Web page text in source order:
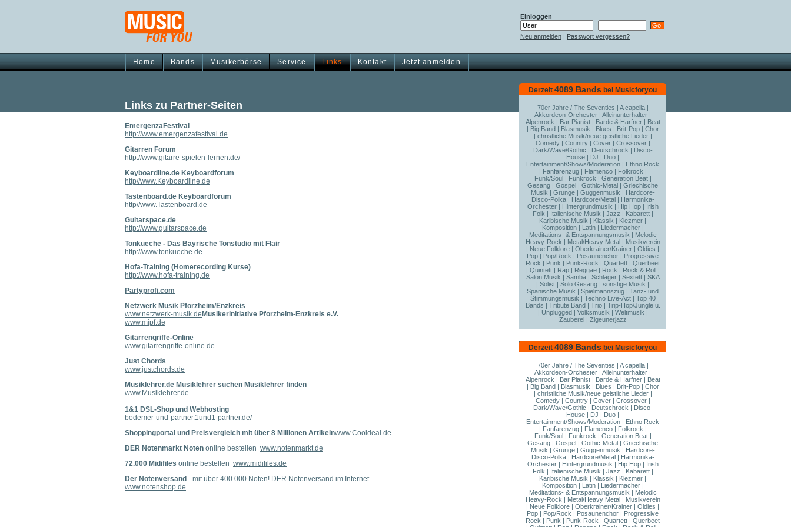
Einloggen
Neu anmelden | Passwort vergessen?
Home Bands Musikerbörse Service Links Kontakt Jetzt anmelden
Derzeit 4089 Bands bei Musicforyou
70er Jahre / The Seventies | A capella|
Akkordeon-Orchester | Alleinunterhalter |
Alpenrock | Bar Pianist| Barde & Harfner| Beat
| Big Band| Blasmusik | Blues | Brit-Pop| Chor
| christliche Musik/neue geistliche Lieder|
Comedy| Country| Cover| Crossover|
Dark/Wave/Gothic | Deutschrock | Disco-
House | DJ | Duo |
Entertainment/Shows/Moderation | Ethno Rock
| Fanfarenzug| Flamenco| Folkrock |
Funk/Soul| Funkrock | Generation Beat|
Gesang | Gospel | Gothic-Metal | Griechische
Musik | Grunge| Guggenmusik | Hardcore-
Disco-Polka| Hardcore/Metal| Harmonika-
Orchester| Hintergrundmusik | Hip Hop| Irish
Folk | Italienische Musik | Jazz | Kabarett|
Karibische Musik | Klassik | Klezmer |
Komposition| Latin| Liedermacher|
Meditations- & Entspannungsmusik | Melodic
Heavy-Rock | Metal/Heavy Metal| Musikverein
| Neue Folklore | Oberkrainer/Krainer | Oldies |
Pop | Pop/Rock | Posaunenchor | Progressive
Rock | Punk | Punk-Rock | Quartett | Querbeet
| Quintett| Rap| Reggae| Rock | Rock & Roll|
Salon Musik | Samba | Schlager | Sextett | SKA
| Solist | Solo Gesang | sonstige Musik |
Spanische Musik | Spielmannszug | Tanz- und
Stimmungsmusik | Techno Live-Act| Top 40
Bands | Tribute Band| Trio| Trip-Hop/Jungle u.
| Unplugged| Volksmusik | Weltmusik |
Zauberei| Zigeunerjazz
Derzeit 4089 Bands bei Musicforyou
70er Jahre / The Seventies | A capella|
Akkordeon-Orchester | Alleinunterhalter |
Alpenrock | Bar Pianist| Barde & Harfner| Beat
| Big Band| Blasmusik | Blues | Brit-Pop| Chor
| christliche Musik/neue geistliche Lieder|
Comedy| Country| Cover| Crossover|
Dark/Wave/Gothic | Deutschrock | Disco-
House | DJ | Duo |
Entertainment/Shows/Moderation | Ethno Rock
| Fanfarenzug| Flamenco| Folkrock |
Funk/Soul| Funkrock | Generation Beat|
Gesang | Gospel | Gothic-Metal | Griechische
Musik | Grunge| Guggenmusik | Hardcore-
Disco-Polka| Hardcore/Metal| Harmonika-
Orchester| Hintergrundmusik | Hip Hop| Irish
Folk | Italienische Musik | Jazz | Kabarett|
Karibische Musik | Klassik | Klezmer |
Komposition| Latin| Liedermacher|
Meditations- & Entspannungsmusik | Melodic
Heavy-Rock | Metal/Heavy Metal| Musikverein
| Neue Folklore | Oberkrainer/Krainer | Oldies |
Pop | Pop/Rock | Posaunenchor | Progressive
Rock | Punk | Punk-Rock | Quartett | Querbeet
Links zu Partner-Seiten
EmergenzaFestival
http://www.emergenzafestival.de
Gitarren Forum
http://www.gitarre-spielen-lernen.de/
Keyboardline.de Keyboardforum
http//www.Keyboardline.de
Tastenboard.de Keyboardforum
http//www.Tastenboard.de
Guitarspace.de
http://www.guitarspace.de
Tonkueche - Das Bayrische Tonstudio mit Flair
http://www.tonkueche.de
Hofa-Training (Homerecording Kurse)
http://www.hofa-training.de
Partyprofi.com
Netzwerk Musik Pforzheim/Enzkreis
www.netzwerk-musik.de Musikerinitiative Pforzheim-Enzkreis e.V.
www.mipf.de
Gitarrengriffe-Online
www.gitarrengriffe-online.de
Just Chords
www.justchords.de
Musiklehrer.de Musiklehrer suchen Musiklehrer finden
www.Musiklehrer.de
1&1 DSL-Shop und Webhosting
bodemer-und-partner.1und1-partner.de/
Shoppingportal und Preisvergleich mit über 8 Millionen Artikelnwww.Cooldeal.de
DER Notenmarkt Noten online bestellen www.notenmarkt.de
72.000 Midifiles online bestellen www.midifiles.de
Der Notenversand - mit über 400.000 Noten! DER Notenversand im Internet
www.notenshop.de